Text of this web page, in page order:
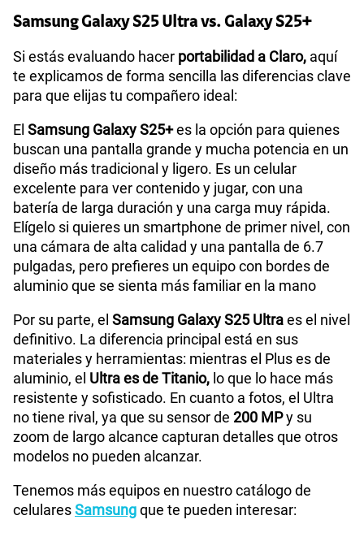
Samsung Galaxy S25 Ultra vs. Galaxy S25+
Si estás evaluando hacer portabilidad a Claro, aquí
te explicamos de forma sencilla las diferencias clave
para que elijas tu compañero ideal:
El Samsung Galaxy S25+es la opción para quienes
buscan una pantalla grande y mucha potencia en un
diseño más tradicional y ligero. Es un celular
excelente para ver contenido y jugar, con una
batería de larga duración y una carga muy rápida.
Elígelo si quieres un smartphone de primer nivel, con
una cámara de alta calidad y una pantalla de 6.7
pulgadas, pero prefieres un equipo con bordes de
aluminio que se sienta más familiar en la mano
Por su parte, el Samsung Galaxy S25 Ultraes el nivel
definitivo. La diferencia principal está en sus
materiales y herramientas: mientras el Plus es de
aluminio, el Ultra es de Titanio, lo que lo hace más
resistente y sofisticado. En cuanto a fotos, el Ultra
no tiene rival, ya que su sensor de 200 MPy su
zoom de largo alcance capturan detalles que otros
modelos no pueden alcanzar.
Tenemos más equipos en nuestro catálogo de
celularesSamsungque te pueden interesar: